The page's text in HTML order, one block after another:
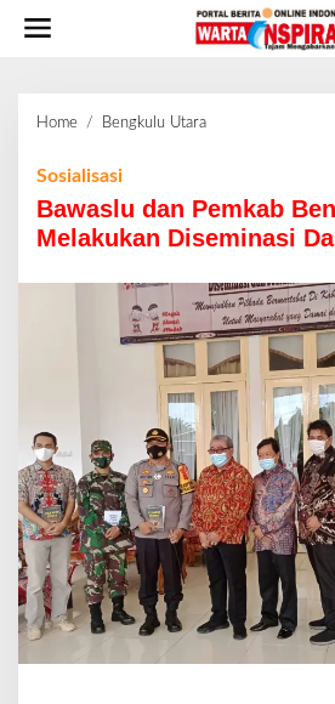
Home / Bengkulu Utara
s
l
d
a
n
P
e
m
k
a
b
B
e
g
k
u
Sosialisasi
Bawaslu dan Pemkab
Melakukan Diseminasi